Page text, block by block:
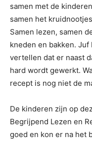
samen met de
samen het
Samen lezen, samen
kneden en bakken.
vertellen dat er naast
hard wordt gewerkt.
recept is nog niet de
De kinderen zijn op
Begrijpend Lezen en
goed en kon er na het